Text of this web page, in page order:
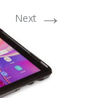
Next →